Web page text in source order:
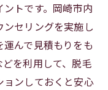
トです。岡崎市内
セリングを実施し
んで見積もりをも
を利用して、脱毛
ョンしておくと安心